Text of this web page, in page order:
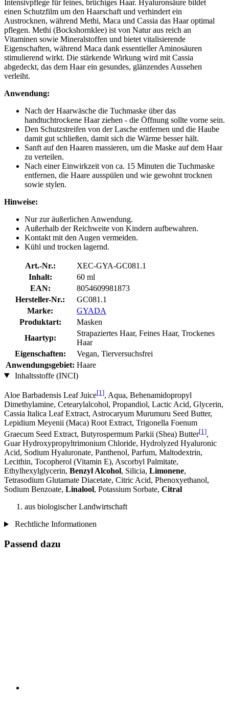
Intensivpflege für feines, brüchiges Haar. Hyaluronsäure bildet
einen Schutzfilm um den Haarschaft und verhindert ein
Austrocknen, während Methi, Maca und Cassia das Haar optimal
pflegen. Methi (Bockshornklee) ist von Natur aus reich an
Vitaminen sowie Mineralstoffen und bietet vitalisierende
Eigenschaften, während Maca dank essentieller Aminosäuren
stimulierend wirkt. Die stärkende Wirkung wird mit Cassia
abgedeckt, das dem Haar ein gesundes, glänzendes Aussehen
verleiht.
Anwendung:
Nach der Haarwäsche die Tuchmaske über das
handtuchtrockene Haar ziehen - die Öffnung sollte vorne sein.
Den Schutzstreifen von der Lasche entfernen und die Haube
damit gut schließen, damit sich die Wärme besser hält.
Sanft auf den Haaren massieren, um die Maske auf dem Haar
zu verteilen.
Nach einer Einwirkzeit von ca. 15 Minuten die Tuchmaske
entfernen, die Haare ausspülen und wie gewohnt trocknen
sowie stylen.
Hinweise:
Nur zur äußerlichen Anwendung.
Außerhalb der Reichweite von Kindern aufbewahren.
Kontakt mit den Augen vermeiden.
Kühl und trocken lagernd.
Art.-Nr.:
XEC-GYA-GC081.1
Inhalt:
60 ml
EAN:
8054609981873
Hersteller-Nr.:
GC081.1
Marke:
GYADA
Produktart:
Masken
Haartyp:
Strapaziertes Haar, Feines Haar, Trockenes
Haar
Eigenschaften:
Vegan, Tierversuchsfrei
Anwendungsgebiet: Haare
Inhaltsstoffe (INCI)
Aloe Barbadensis Leaf Juice[1], Aqua, Behenamidopropyl
Dimethylamine, Cetearylalcohol, Propandiol, Lactic Acid, Glycerin,
Cassia Italica Leaf Extract, Astrocaryum Murumuru Seed Butter,
Lepidium Meyenii (Maca) Root Extract, Trigonella Foenum
Graecum Seed Extract, Butyrospermum Parkii (Shea) Butter[1],
Guar Hydroxypropyltrimonium Chloride, Hydrolyzed Hyaluronic
Acid, Sodium Hyaluronate, Panthenol, Parfum, Maltodextrin,
Lecithin, Tocopherol (Vitamin E), Ascorbyl Palmitate,
Ethylhexylglycerin, Benzyl Alcohol, Silicia, Limonene,
Tetrasodium Glutamate Diacetate, Citric Acid, Phenoxyethanol,
Sodium Benzoate, Linalool, Potassium Sorbate, Citral
aus biologischer Landwirtschaft
Rechtliche Informationen
Passend dazu